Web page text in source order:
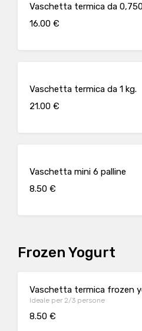
Vaschetta termica da
16.00 €
Vaschetta termica da 1 kg.
21.00 €
Vaschetta mini 6 palline
8.50 €
Frozen Yogurt
Vaschetta termica frozen
Ideale per 2/3 persone
8.50 €